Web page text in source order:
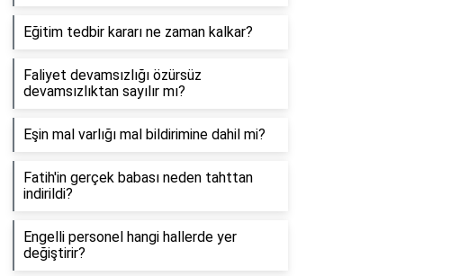
Eğitim tedbir kararı ne zaman kalkar?
Faliyet devamsızlığı özürsüz
devamsızlıktan sayılır mı?
Eşin mal varlığı mal bildirimine dahil mi?
Fatih'in gerçek babası neden tahttan
indirildi?
Engelli personel hangi hallerde yer
değiştirir?